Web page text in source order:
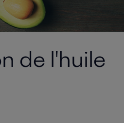
de l'huile